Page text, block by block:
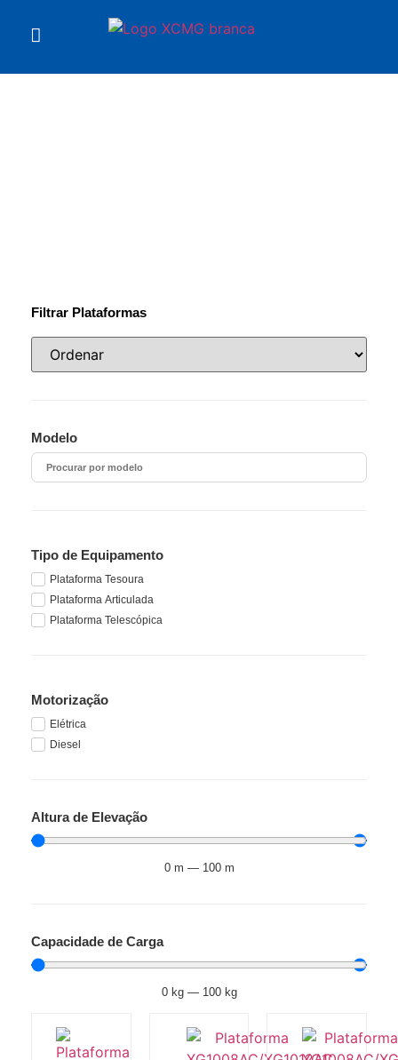
Filtrar Plataformas
Modelo
Tipo de Equipamento
Plataforma Tesoura
Plataforma Articulada
Plataforma Telescópica
Motorização
Elétrica
Diesel
Altura de Elevação
0 m — 100 m
Capacidade de Carga
0 kg— 100 kg